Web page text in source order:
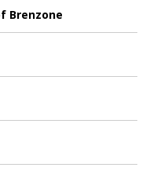
Brenzone